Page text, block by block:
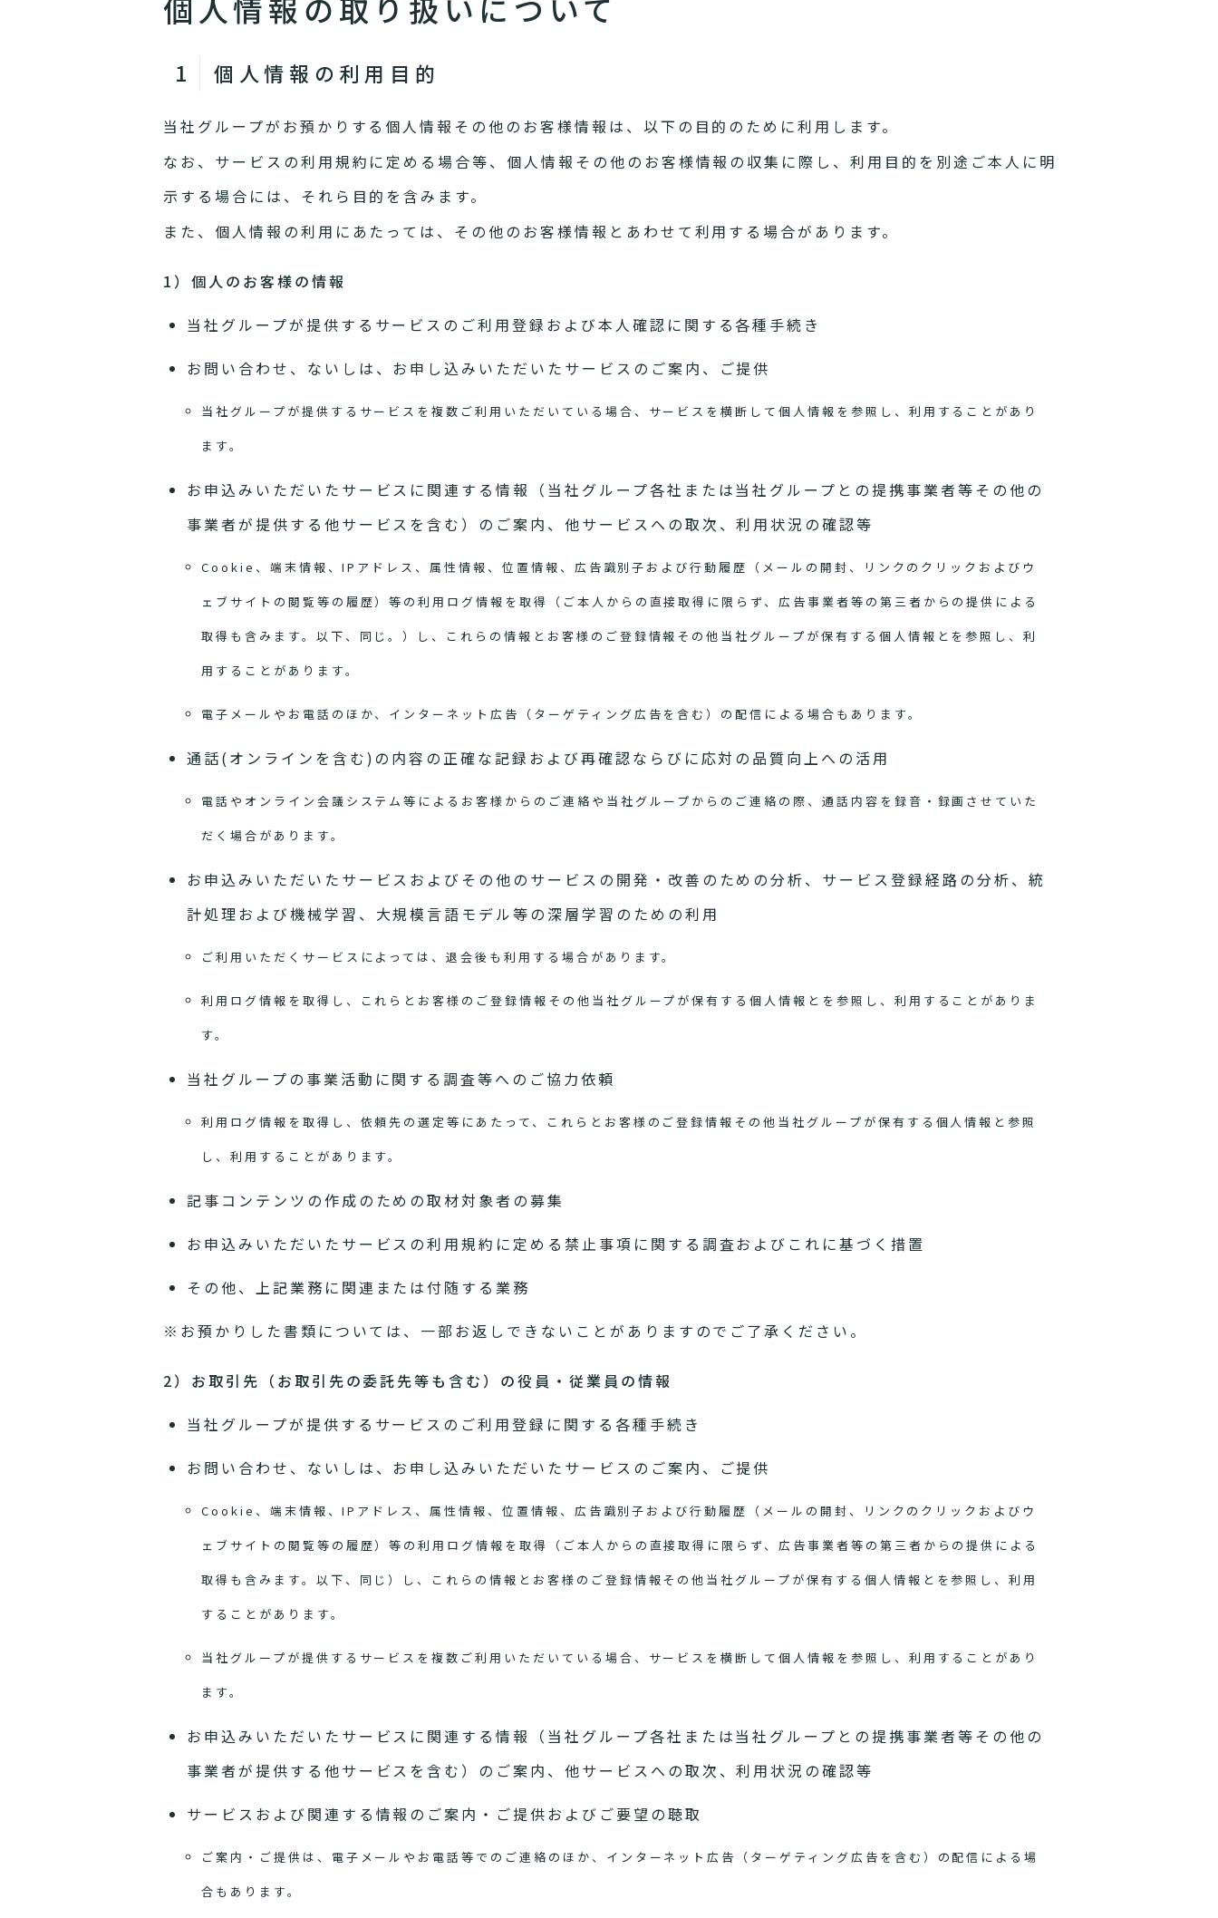
個人情報の取り扱いについて
個人情報の利用目的
当社グループがお預かりする個人情報その他のお客様情報は、以下の目的のために利用します。
なお、サービスの利用規約に定める場合等、個人情報その他のお客様情報の収集に際し、利用目的を別途ご本人に明
示する場合には、それら目的を含みます。
また、個人情報の利用にあたっては、その他のお客様情報とあわせて利用する場合があります。
1）個人のお客様の情報
当社グループが提供するサービスのご利用登録および本人確認に関する各種手続き
お問い合わせ、ないしは、お申し込みいただいたサービスのご案内、ご提供
当社グループが提供するサービスを複数ご利用いただいている場合、サービスを横断して個人情報を参照し、利用することがあり
ます。
お申込みいただいたサービスに関連する情報（当社グループ各社または当社グループとの提携事業者等その他の
事業者が提供する他サービスを含む）のご案内、他サービスへの取次、利用状況の確認等
Cookie、端末情報、IPアドレス、属性情報、位置情報、広告識別子および行動履歴（メールの開封、リンクのクリックおよびウ
ェブサイトの閲覧等の履歴）等の利用ログ情報を取得（ご本人からの直接取得に限らず、広告事業者等の第三者からの提供による
取得も含みます。以下、同じ。）し、これらの情報とお客様のご登録情報その他当社グループが保有する個人情報とを参照し、利
用することがあります。
電子メールやお電話のほか、インターネット広告（ターゲティング広告を含む）の配信による場合もあります。
通話(オンラインを含む)の内容の正確な記録および再確認ならびに応対の品質向上への活用
電話やオンライン会議システム等によるお客様からのご連絡や当社グループからのご連絡の際、通話内容を録音・録画させていた
だく場合があります。
お申込みいただいたサービスおよびその他のサービスの開発・改善のための分析、サービス登録経路の分析、統
計処理および機械学習、大規模言語モデル等の深層学習のための利用
ご利用いただくサービスによっては、退会後も利用する場合があります。
利用ログ情報を取得し、これらとお客様のご登録情報その他当社グループが保有する個人情報とを参照し、利用することがありま
す。
当社グループの事業活動に関する調査等へのご協力依頼
利用ログ情報を取得し、依頼先の選定等にあたって、これらとお客様のご登録情報その他当社グループが保有する個人情報と参照
し、利用することがあります。
記事コンテンツの作成のための取材対象者の募集
お申込みいただいたサービスの利用規約に定める禁止事項に関する調査およびこれに基づく措置
その他、上記業務に関連または付随する業務
※お預かりした書類については、一部お返しできないことがありますのでご了承ください。
2）お取引先（お取引先の委託先等も含む）の役員・従業員の情報
当社グループが提供するサービスのご利用登録に関する各種手続き
お問い合わせ、ないしは、お申し込みいただいたサービスのご案内、ご提供
Cookie、端末情報、IPアドレス、属性情報、位置情報、広告識別子および行動履歴（メールの開封、リンクのクリックおよびウ
ェブサイトの閲覧等の履歴）等の利用ログ情報を取得（ご本人からの直接取得に限らず、広告事業者等の第三者からの提供による
取得も含みます。以下、同じ）し、これらの情報とお客様のご登録情報その他当社グループが保有する個人情報とを参照し、利用
することがあります。
当社グループが提供するサービスを複数ご利用いただいている場合、サービスを横断して個人情報を参照し、利用することがあり
ます。
お申込みいただいたサービスに関連する情報（当社グループ各社または当社グループとの提携事業者等その他の
事業者が提供する他サービスを含む）のご案内、他サービスへの取次、利用状況の確認等
サービスおよび関連する情報のご案内・ご提供およびご要望の聴取
ご案内・ご提供は、電子メールやお電話等でのご連絡のほか、インターネット広告（ターゲティング広告を含む）の配信による場
合もあります。